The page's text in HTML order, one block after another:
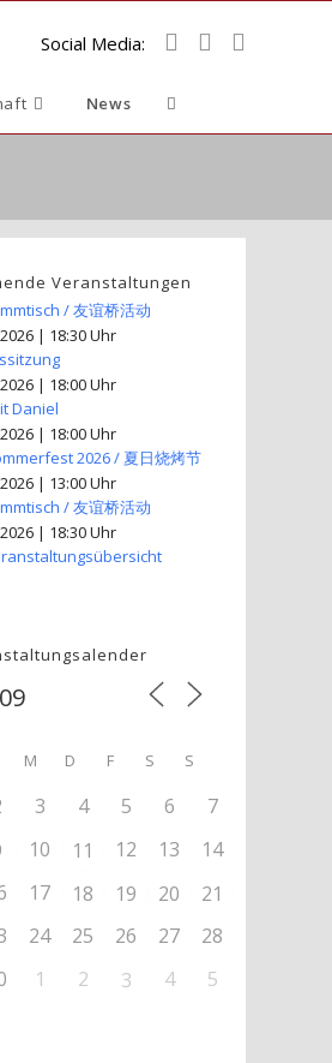
Social Media:
News Website-
umschalten
Veranstaltungen
/ 友谊桥活动
| 18:30 Uhr
| 18:00 Uhr
Daniel
| 18:00 Uhr
2026 / 夏日烧烤节
| 13:00 Uhr
/ 友谊桥活动
| 18:30 Uhr
M D F S S
3 4 5 6
7
10 11 12 13
14
17 18 19 20
21
24 25 26 27
28
1 2 3 4 5